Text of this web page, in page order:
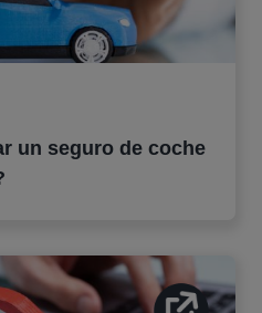
un seguro de coche